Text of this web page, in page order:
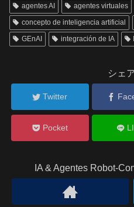
agentes AI agentes virtuales
concepto de inteligencia artificial
GEnAI
integración de IA
シェ
Twitter
Pocket
IA & Agentes Robot-